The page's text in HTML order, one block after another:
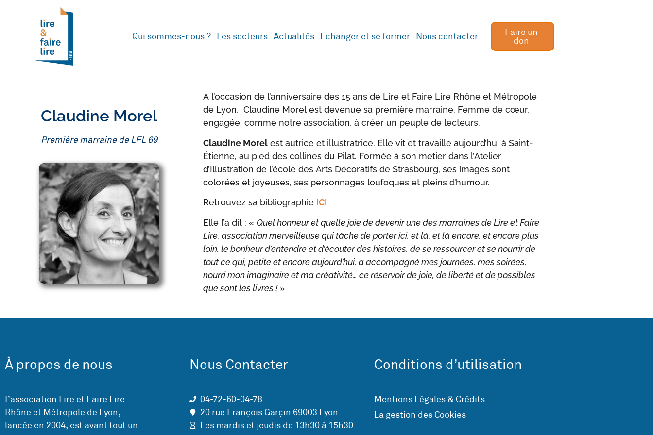
Qui sommes-nous ? Les secteurs Actualités Echanger et se former Nous contacter
Faire un
don
Claudine Morel
Première marraine de LFL 69
A l’occasion de l’anniversaire des 15 ans de Lire et Faire Lire Rhône et Métropole
de Lyon, Claudine Morel est devenue sa première marraine. Femme de cœur,
engagée, comme notre association, à créer un peuple de lecteurs.
Claudine Morelest autrice et illustratrice. Elle vit et travaille aujourd’hui à Saint-
Étienne, au pied des collines du Pilat. Formée à son métier dans l’Atelier
d’Illustration de l’école des Arts Décoratifs de Strasbourg, ses images sont
colorées et joyeuses, ses personnages loufoques et pleins d’humour.
Retrouvez sa bibliographie ICI
Elle l’a dit : « Quel honneur et quelle joie de devenir une des marraines de Lire et Faire
Lire, association merveilleuse qui tâche de porter ici, et là, et là encore, et encore plus
loin, le bonheur d’entendre et d’écouter des histoires, de se ressourcer et se nourrir de
tout ce qui, petite et encore aujourd’hui, a accompagné mes journées, mes soirées,
nourri mon imaginaire et ma créativité… ce réservoir de joie, de liberté et de possibles
que sont les livres ! »
À propos de nous
L’association Lire et Faire Lire
Rhône et Métropole de Lyon,
lancée en 2004, est avant tout un
Nous Contacter
04-72-60-04-78
20 rue François Garçin 69003 Lyon
Les mardis et jeudis de 13h30 à 15h30
Conditions d’utilisation
Mentions Légales & Crédits
La gestion des Cookies